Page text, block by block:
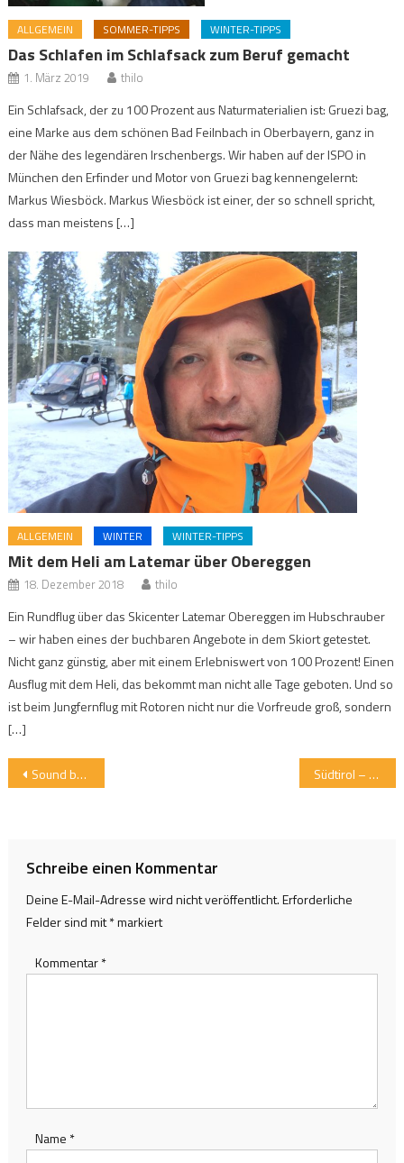
ALLGEMEIN SOMMER-TIPPS WINTER-TIPPS
Das Schlafen im Schlafsack zum Beruf gemacht
1. März 2019 thilo
Ein Schlafsack, der zu 100 Prozent aus Naturmaterialien ist: Gruezi bag,
eine Marke aus dem schönen Bad Feilnbach in Oberbayern, ganz in
der Nähe des legendären Irschenbergs. Wir haben auf der ISPO in
München den Erfinder und Motor von Gruezi bag kennengelernt:
Markus Wiesböck. Markus Wiesböck ist einer, der so schnell spricht,
dass man meistens […]
ALLGEMEIN WINTER WINTER-TIPPS
Mit dem Heli am Latemar über Obereggen
18. Dezember 2018 thilo
Ein Rundflug über das Skicenter Latemar Obereggen im Hubschrauber
– wir haben eines der buchbaren Angebote in dem Skiort getestet.
Nicht ganz günstig, aber mit einem Erlebniswert von 100 Prozent! Einen
Ausflug mit dem Heli, das bekommt man nicht alle Tage geboten. Und so
ist beim Jungfernflug mit Rotoren nicht nur die Vorfreude groß, sondern
[…]
Beitragsnavigation
Sound bei jedem Wetter – der Skullcandy Terrain im Outdoor-Check Südtirol – und diese Sache mit der sofortigen Entspannung im Hohenwart
Schreibe einen Kommentar
Deine E-Mail-Adresse wird nicht veröffentlicht.Erforderliche
Felder sind mit*markiert
Kommentar*
Name *